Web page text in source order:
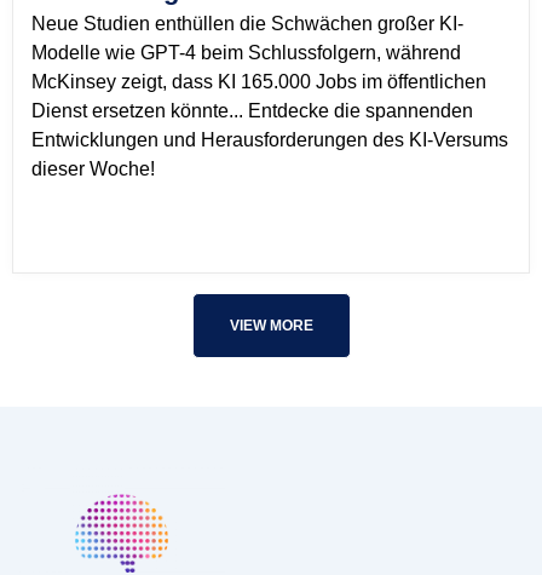
Neue Studien enthüllen die Schwächen großer KI-
Modelle wie GPT-4 beim Schlussfolgern, während
McKinsey zeigt, dass KI 165.000 Jobs im öffentlichen
Dienst ersetzen könnte... Entdecke die spannenden
Entwicklungen und Herausforderungen des KI-Versums
dieser Woche!
VIEW MORE